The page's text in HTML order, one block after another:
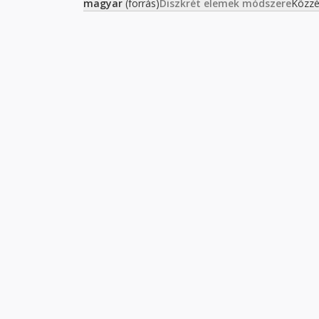
magyar (forrás)Diszkrét elemek módszere